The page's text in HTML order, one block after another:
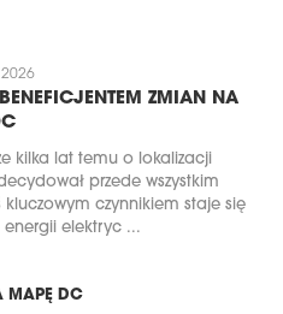
ZMIAN NA
kilka lat temu o lokalizacji
przede wszystkim
kluczowym czynnikiem staje się
elektryc ...
MAPĘ DC